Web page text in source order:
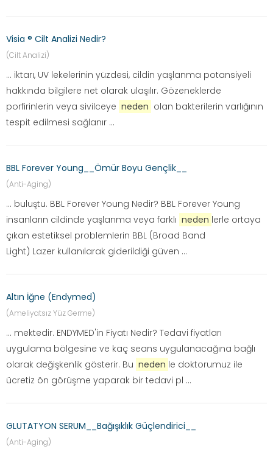
Visia ® Cilt Analizi Nedir?
(Cilt Analizi)
... iktarı, UV lekelerinin yüzdesi, cildin yaşlanma potansiyeli
hakkında bilgilere net olarak ulaşılır. Gözeneklerde
porfirinlerin veya sivilceye neden olan bakterilerin varlığının
tespit edilmesi sağlanır ...
BBL Forever Young__Ömür Boyu Gençlik__
(Anti-Aging)
... buluştu. BBL Forever Young Nedir? BBL Forever Young
insanların cildinde yaşlanma veya farklı neden lerle ortaya
çıkan estetiksel problemlerin BBL (Broad Band
Light) Lazer kullanılarak giderildiği güven ...
Altın İğne (Endymed)
(Ameliyatsız Yüz Germe)
... mektedir. ENDYMED'in Fiyatı Nedir? Tedavi fiyatları
uygulama bölgesine ve kaç seans uygulanacağına bağlı
olarak değişkenlik gösterir. Bu neden le doktorumuz ile
ücretiz ön görüşme yaparak bir tedavi pl ...
GLUTATYON SERUM__Bağışıklık Güçlendirici__
(Anti-Aging)